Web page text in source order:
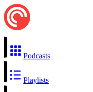
Podcasts
Playlists